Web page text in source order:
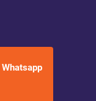
Whatsapp